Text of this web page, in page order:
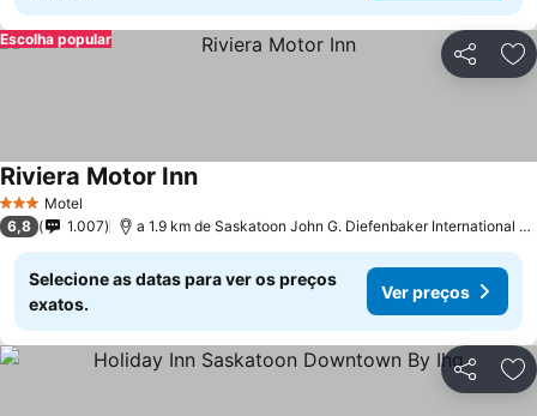
Partilhar
Escolha popular
3 EstrelasMotel
Riviera Motor Inn
6,8 1.007 a 1.9 km de Saskatoon John G. Diefenbaker International Airport
Selecione as datas para ver os preços
exatos.
Ver preços
Partilhar